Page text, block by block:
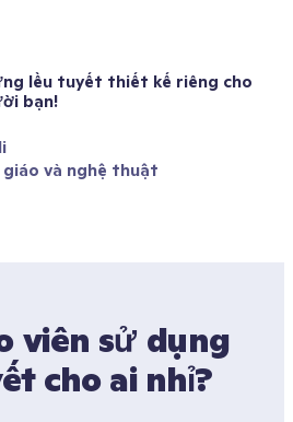
lều tuyết thiết kế riêng cho
bạn!
giáo và nghệ thuật
viên sử dụng
cho ai nhỉ?